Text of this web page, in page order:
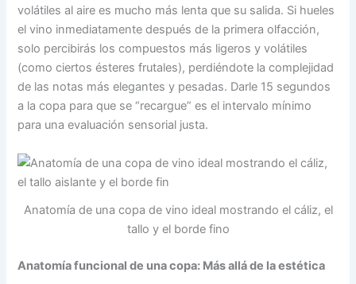
volátiles al aire es mucho más lenta que su salida. Si hueles
el vino inmediatamente después de la primera olfacción,
solo percibirás los compuestos más ligeros y volátiles
(como ciertos ésteres frutales), perdiéndote la complejidad
de las notas más elegantes y pesadas. Darle 15 segundos
a la copa para que se “recargue” es el intervalo mínimo
para una evaluación sensorial justa.
Anatomía de una copa de vino ideal mostrando el cáliz, el
tallo y el borde fino
Anatomía funcional de una copa: Más allá de la estética